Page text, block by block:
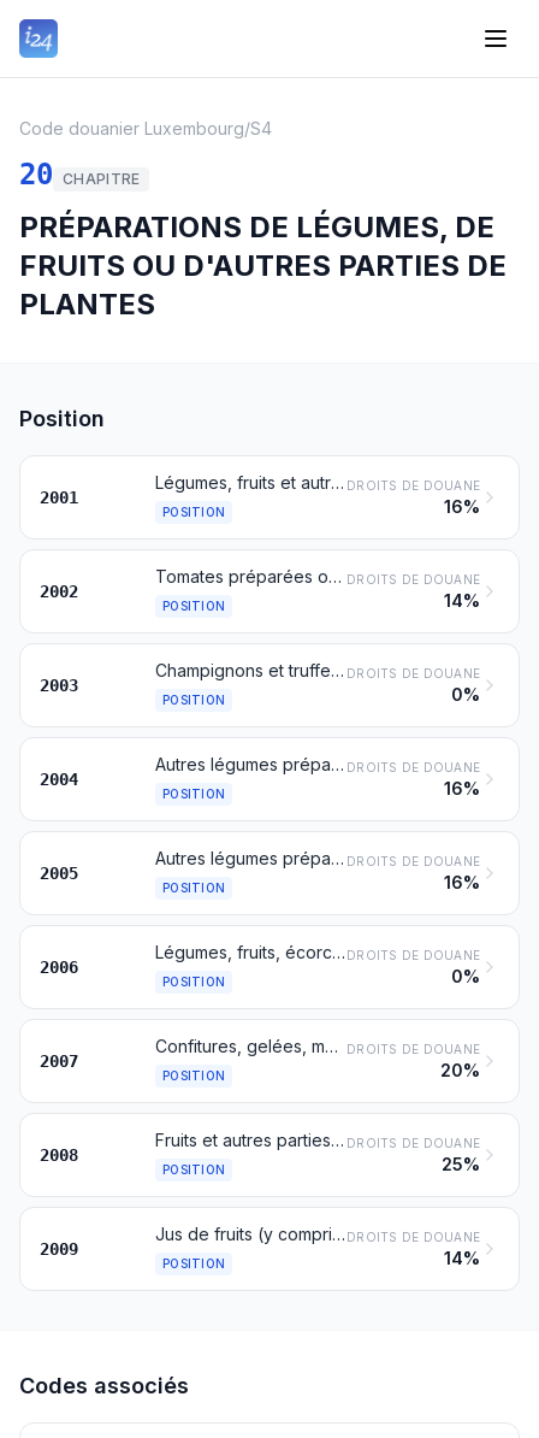
Code douanier Luxembourg/S4
20 CHAPITRE
PRÉPARATIONS DE LÉGUMES, DE
FRUITS OU D'AUTRES PARTIES DE
PLANTES
Position
2001
Légumes, fruits et autres parties comestibles de plantes, préparés ou conservés au vinaigre ou à l'acide acétique
POSITION
DROITS DE DOUANE
16%
2002
Tomates préparées ou conservées autrement qu'au vinaigre ou à l'acide acétique
POSITION
DROITS DE DOUANE
14%
2003
Champignons et truffes, préparés ou conservés autrement qu'au vinaigre ou à l'acide acétique
POSITION
DROITS DE DOUANE
0%
2004
Autres légumes préparés ou conservés autrement qu'au vinaigre ou à l'acide acétique, congelés, autres que les produits du no 2006
POSITION
DROITS DE DOUANE
16%
2005
Autres légumes préparés ou conservés autrement qu'au vinaigre ou à l'acide acétique, non congelés, autres que les produits du no 2006
POSITION
DROITS DE DOUANE
16%
2006
Légumes, fruits, écorces de fruits et autres parties de plantes, confits au sucre (égouttés, glacés ou cristallisés)
POSITION
DROITS DE DOUANE
0%
2007
Confitures, gelées, marmelades, purées et pâtes de fruits, obtenues par cuisson, avec ou sans addition de sucre ou d'autres édulcorants
POSITION
DROITS DE DOUANE
20%
2008
Fruits et autres parties comestibles de plantes, autrement préparés ou conservés, avec ou sans addition de sucre ou d'autres édulcorants ou d'alcool, non dénommés ni compris ailleurs
POSITION
DROITS DE DOUANE
25%
2009
Jus de fruits (y compris les moûts de raisin et l’eau de noix de coco) ou de légumes, non fermentés, sans addition d’alcool, avec ou sans addition de sucre ou d'autres édulcorants
POSITION
DROITS DE DOUANE
14%
Codes associés